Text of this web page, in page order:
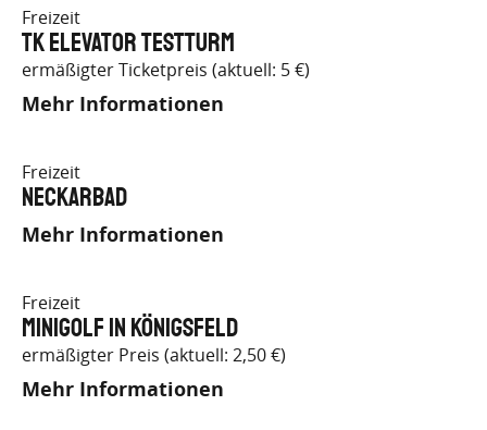
Freizeit
TK Elevator Testturm
ermäßigter Ticketpreis (aktuell: 5 €)
Mehr Informationen
Freizeit
Neckarbad
Mehr Informationen
Freizeit
Minigolf in Königsfeld
ermäßigter Preis (aktuell: 2,50 €)
Mehr Informationen